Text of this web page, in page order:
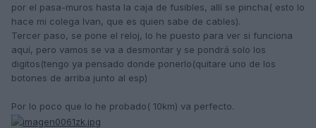
por el pasa-muros hasta la caja de fusibles, allí se pincha( esto lo
hace mi colega Ivan, que es quien sabe de cables).
Tercer paso, se pone el reloj, lo he puesto para ver si funciona
aquí, pero vamos se va a desmontar y se pondrá solo los
digitos(tengo ya pensado donde ponerlo(quitare uno de los
botones de arriba junto al esp)
Por lo poco que lo he probado( 10km) va perfecto.